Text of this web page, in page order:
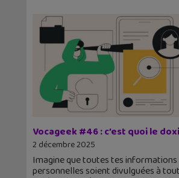
Vocageek #46 : c’est quoi le
2 décembre 2025
Imagine que toutes tes informations
personnelles soient divulguées à